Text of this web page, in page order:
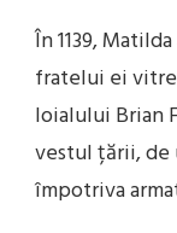
În 1139,
fratelui ei
loialului Brian
vestul țării, de
împotriva